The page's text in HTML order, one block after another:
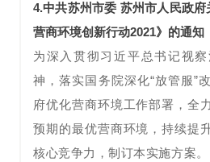
4.中共苏州市委 苏州市人民政
营商环境创新行动2021》的通知
为深入贯彻习近平总书记视
神，落实国务院深化“放管服”
府优化营商环境工作部署，全
预期的最优营商环境，持续提
核心竞争力，制订本实施方案。